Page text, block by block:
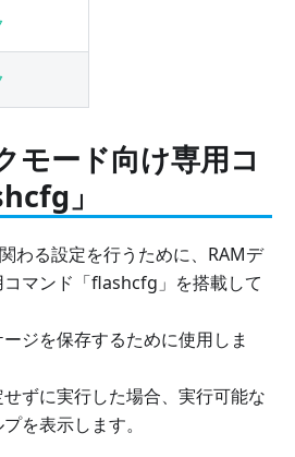
モード向け専用コ
」
わる設定を行うために、RAMデ
マンド「flashcfg」を搭載して
ジを保存するために使用しま
ずに実行した場合、実行可能な
を表示します。